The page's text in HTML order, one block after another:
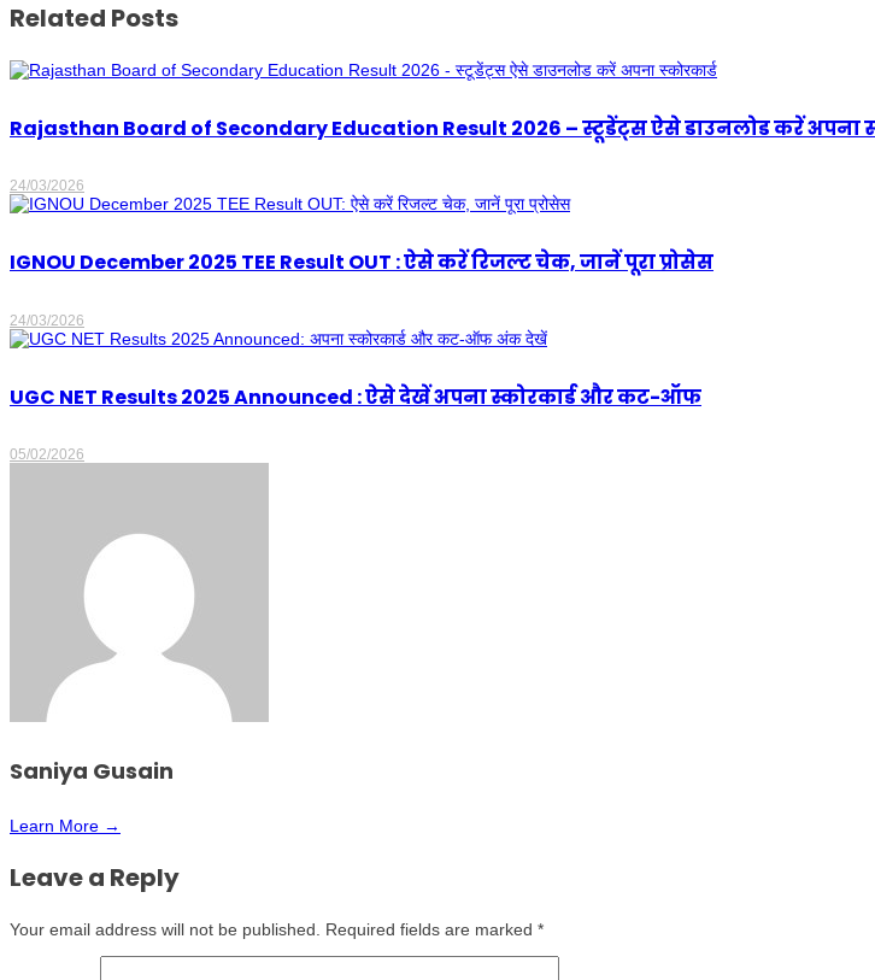
Related Posts
Rajasthan Board of Secondary Education Result 2026 – स्टूडेंट्स ऐसे डाउनलोड करें अपना
24/03/2026
IGNOU December 2025 TEE Result OUT : ऐसे करें रिजल्ट चेक, जानें पूरा प्रोसेस
24/03/2026
UGC NET Results 2025 Announced : ऐसे देखें अपना स्कोरकार्ड और कट-ऑफ
05/02/2026
Saniya Gusain
Learn More →
Leave a Reply
Your email address will not be published. Required fields are marked *